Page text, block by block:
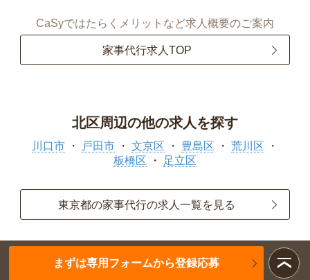
CaSyではたらくメリットなど求人概要のご案内
家事代行求人TOP
北区周辺の他の求人を探す
川口市 戸田市 文京区 豊島区
荒川区
板橋区
足立区
東京都の家事代行の求人一覧を見る
まずは専用フォームから登録応募